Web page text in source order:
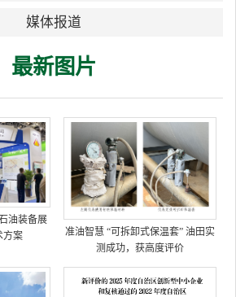
媒体报道
最新图片
油装备展
方案
准油智慧 “可拆卸式保温套” 油田实
测成功，获高度评价